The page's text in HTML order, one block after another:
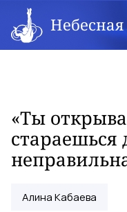
«Ты
стараешься
Алина Кабаева